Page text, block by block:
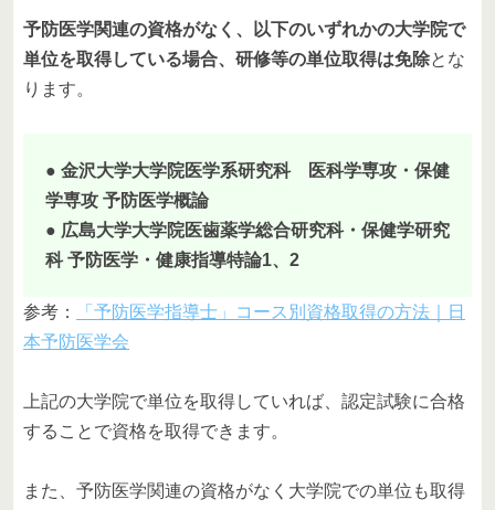
予防医学関連の資格がなく、以下のいずれかの大学院で
単位を取得している場合、研修等の単位取得は免除とな
ります。
● 金沢大学大学院医学系研究科 医科学専攻・保健
学専攻 予防医学概論
● 広島大学大学院医歯薬学総合研究科・保健学研究
科 予防医学・健康指導特論1、2
参考：
「予防医学指導士」コース別資格取得の方法｜日
本予防医学会
上記の大学院で単位を取得していれば、認定試験に合格
することで資格を取得できます。
また、予防医学関連の資格がなく大学院での単位も取得